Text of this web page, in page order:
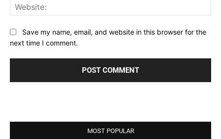
Save my name, email, and website in this browser for the
next time I comment.
MOST POPULAR